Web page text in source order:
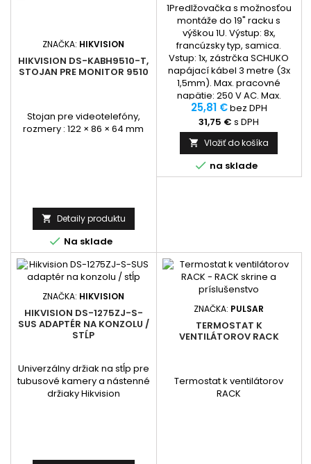
ZNAČKA: HIKVISION
HIKVISION DS-KABH9510-T,
STOJAN PRE MONITOR 9510
Stojan pre videotelefóny,
rozmery : 122 × 86 × 64 mm
 Detaily produktu
 Na sklade
1Predlžovačka s možnosťou
montáže do 19" racku s
výškou 1U. Výstup: 8x,
francúzsky typ, samica.
Vstup: 1x, zástrčka SCHUKO
napájací kábel 3 metre (3x
1,5mm). Max. pracovné
napätie: 250 V AC. Max.
výstupný prúd: 16 A. Výstupný
výkon: až 3680 W. Frekvencia:
50 Hz. Materiál: hliník.
Rozmery: 432 x 44 x 44 mm.
Čistá hmotnosť: 0,8 kg
25,81 €bez DPH
31,75 € s DPH
 Vložiť do košíka
 na sklade
ZNAČKA: HIKVISION
HIKVISION DS-1275ZJ-S-
SUS ADAPTÉR NA KONZOLU /
STĹP
Univerzálny držiak na stĺp pre
tubusové kamery a nástenné
držiaky Hikvision
ZNAČKA: PULSAR
TERMOSTAT K
VENTILÁTOROV RACK
Termostat k ventilátorov
RACK